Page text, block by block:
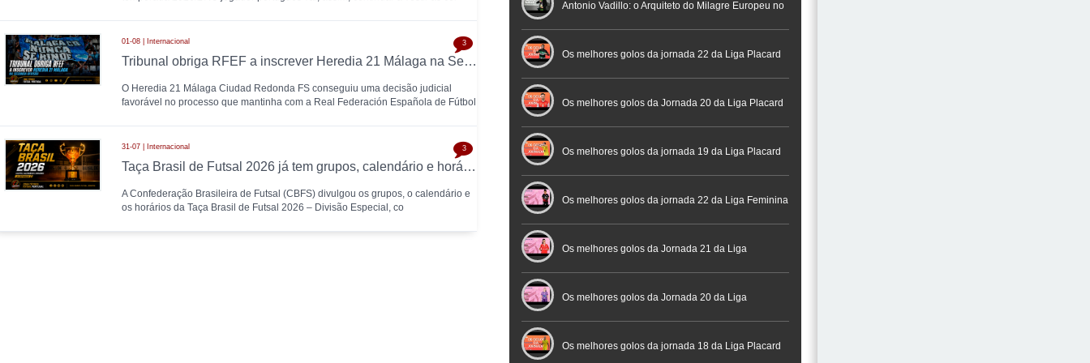
01-08 | Internacional
Tribunal obriga RFEF a inscrever Heredia 21 Málaga na Segunda Divisão
O Heredia 21 Málaga Ciudad Redonda FS conseguiu uma decisão judicial
favorável no processo que mantinha com a Real Federación Española de Fútbol
3
31-07 | Internacional
Taça Brasil de Futsal 2026 já tem grupos, calendário e horários definidos
A Confederação Brasileira de Futsal (CBFS) divulgou os grupos, o calendário e
os horários da Taça Brasil de Futsal 2026 – Divisão Especial, co
3
profissional em conferência histórica na Cidade do
Futebol
Antonio Vadillo: o Arquiteto do Milagre Europeu no
Futsal | Documentário
Os melhores golos da jornada 22 da Liga Placard
Os melhores golos da Jornada 20 da Liga Placard
Futsal
Os melhores golos da jornada 19 da Liga Placard
Os melhores golos da jornada 22 da Liga Feminina
Placard
Os melhores golos da Jornada 21 da Liga
Feminina Placard
Os melhores golos da Jornada 20 da Liga
Feminina Placard
Os melhores golos da jornada 18 da Liga Placard